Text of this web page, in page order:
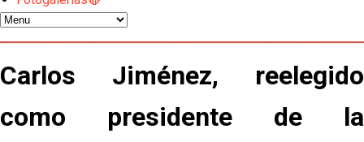
Los contratiempos para García Plaza por la mala
gestión de un inválido Consejo
Atlético y Getafe agitan el mercado de LaLiga
Carlos Jiménez, reelegido
como presidente de la